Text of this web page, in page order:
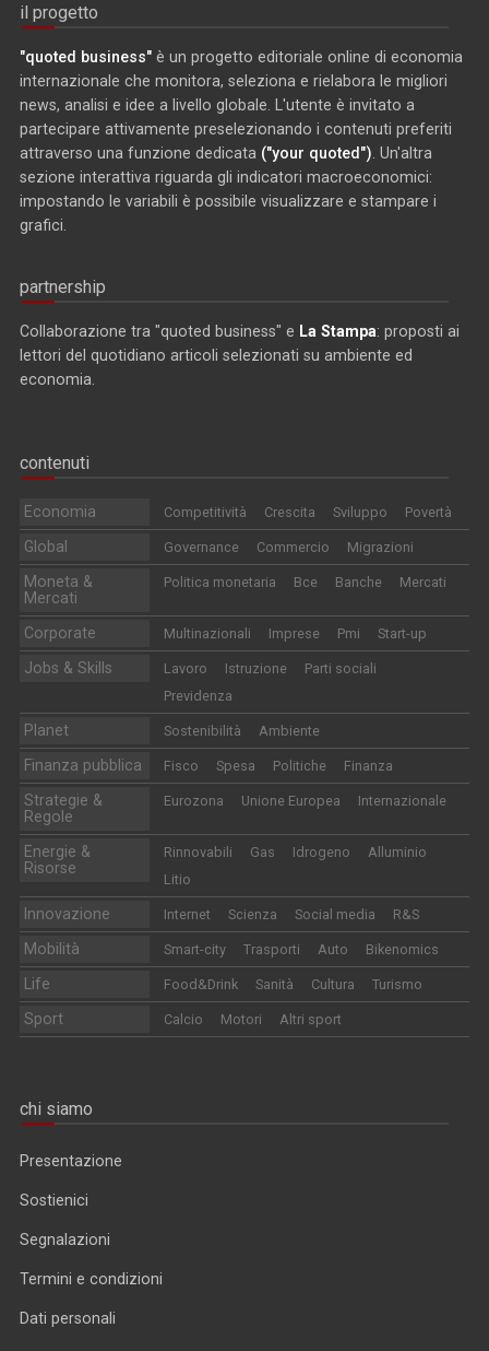
il progetto
"quoted business" è un progetto editoriale online di economia
internazionale che monitora, seleziona e rielabora le migliori
news, analisi e idee a livello globale. L'utente è invitato a
partecipare attivamente preselezionando i contenuti preferiti
attraverso una funzione dedicata ("your quoted") . Un'altra
sezione interattiva riguarda gli indicatori macroeconomici:
impostando le variabili è possibile visualizzare e stampare i
grafici.
partnership
Collaborazione tra "quoted business" e La Stampa: proposti ai
lettori del quotidiano articoli selezionati su ambiente ed
economia.
contenuti
Economia Competitività Crescita Sviluppo Povertà
Global Governance Commercio Migrazioni
Moneta &
Mercati
Politica monetaria Bce Banche Mercati
Corporate Multinazionali Imprese Pmi Start-up
Jobs & Skills Lavoro Istruzione
Parti sociali
Previdenza
Planet Sostenibilità Ambiente
Finanza pubblica Fisco Spesa Politiche Finanza
Strategie &
Regole
Eurozona Unione Europea Internazionale
Energie &
Risorse
Rinnovabili Gas Idrogeno
Alluminio
Litio
Innovazione Internet Scienza Social media R&S
Mobilità Smart-city Trasporti Auto Bikenomics
Life Food&Drink Sanità Cultura Turismo
Sport Calcio Motori Altri sport
chi siamo
Presentazione
Sostienici
Segnalazioni
Termini e condizioni
Dati personali